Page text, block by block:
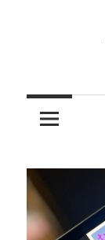
ツ
キ
ッ
プ